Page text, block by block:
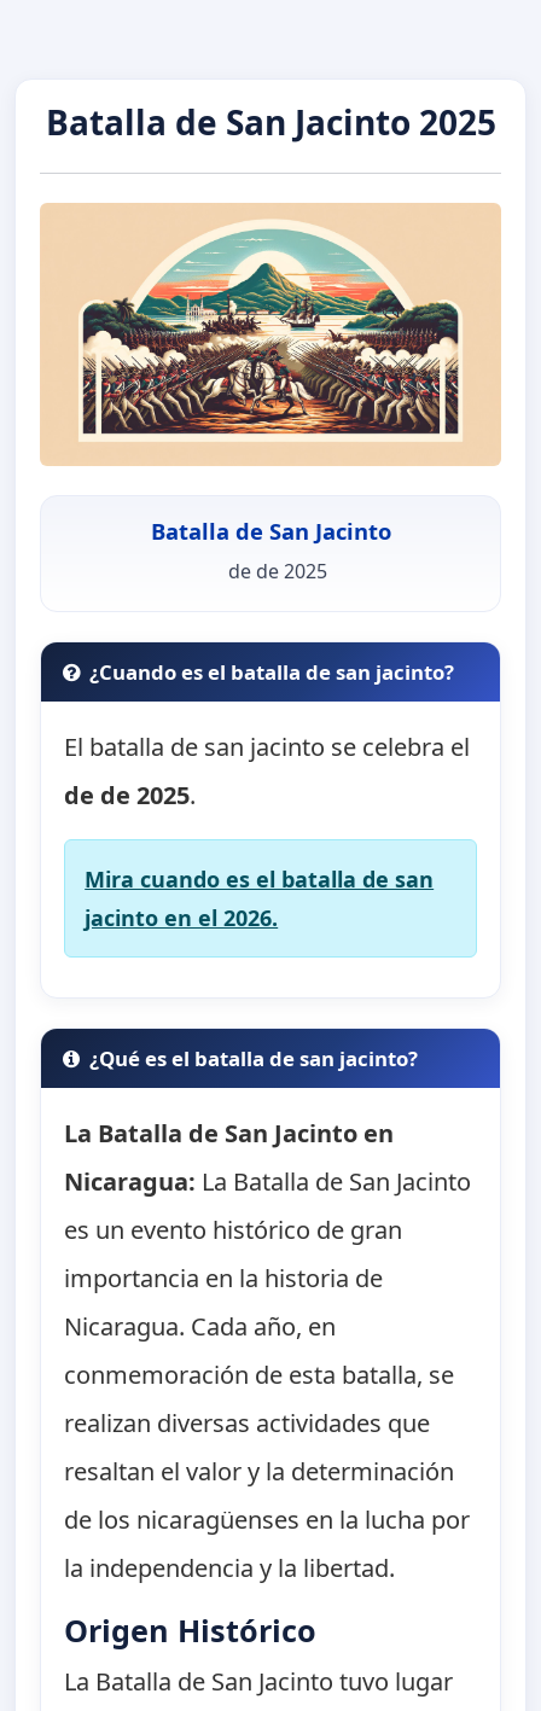
Batalla de San Jacinto 2025
Batalla de San Jacinto
de de 2025
¿Cuando es el batalla de san jacinto?
El batalla de san jacinto se celebra el
de de 2025.
Mira cuando es el batalla de san
jacinto en el 2026.
¿Qué es el batalla de san jacinto?
La Batalla de San Jacinto en
Nicaragua: La Batalla de San Jacinto
es un evento histórico de gran
importancia en la historia de
Nicaragua. Cada año, en
conmemoración de esta batalla, se
realizan diversas actividades que
resaltan el valor y la determinación
de los nicaragüenses en la lucha por
la independencia y la libertad.
Origen Histórico
La Batalla de San Jacinto tuvo lugar